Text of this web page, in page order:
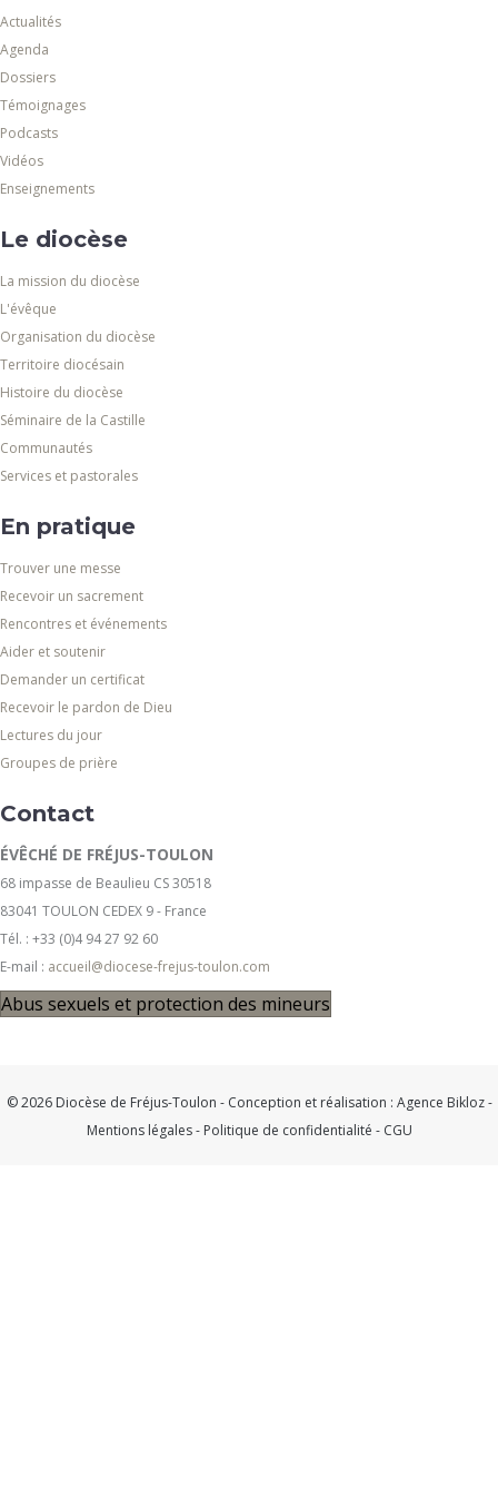
Actualités
Agenda
Dossiers
Témoignages
Podcasts
Vidéos
Enseignements
Le diocèse
La mission du diocèse
L'évêque
Organisation du diocèse
Territoire diocésain
Histoire du diocèse
Séminaire de la Castille
Communautés
Services et pastorales
En pratique
Trouver une messe
Recevoir un sacrement
Rencontres et événements
Aider et soutenir
Demander un certificat
Recevoir le pardon de Dieu
Lectures du jour
Groupes de prière
Contact
ÉVÊCHÉ DE FRÉJUS-TOULON
68 impasse de Beaulieu CS 30518
83041 TOULON CEDEX 9 - France
Tél. : +33 (0)4 94 27 92 60
E-mail : accueil@diocese-frejus-toulon.com
Abus sexuels et protection des mineurs
© 2026 Diocèse de Fréjus-Toulon - Conception et réalisation : Agence Bikloz-
Mentions légales- Politique de confidentialité - CGU